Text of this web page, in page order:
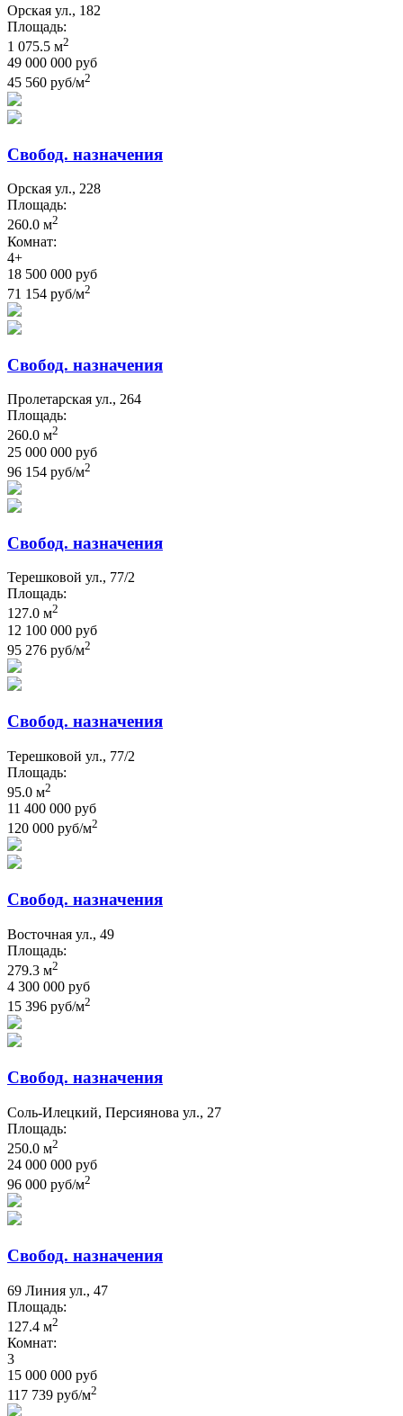
Орская ул., 182
Площадь:
1 075.5 м2
49 000 000 руб
45 560 руб/м2
Свобод. назначения
Орская ул., 228
Площадь:
260.0 м2
Комнат:
4+
18 500 000 руб
71 154 руб/м2
Свобод. назначения
Пролетарская ул., 264
Площадь:
260.0 м2
25 000 000 руб
96 154 руб/м2
Свобод. назначения
Терешковой ул., 77/2
Площадь:
127.0 м2
12 100 000 руб
95 276 руб/м2
Свобод. назначения
Терешковой ул., 77/2
Площадь:
95.0 м2
11 400 000 руб
120 000 руб/м2
Свобод. назначения
Восточная ул., 49
Площадь:
279.3 м2
4 300 000 руб
15 396 руб/м2
Свобод. назначения
Соль-Илецкий, Персиянова ул., 27
Площадь:
250.0 м2
24 000 000 руб
96 000 руб/м2
Свобод. назначения
69 Линия ул., 47
Площадь:
127.4 м2
Комнат:
3
15 000 000 руб
117 739 руб/м2